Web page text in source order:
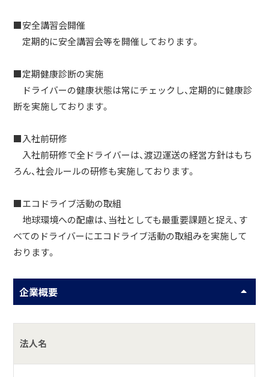
■安全講習会開催
定期的に安全講習会等を開催しております。
■定期健康診断の実施
ドライバーの健康状態は常にチェックし、定期的に健康診
断を実施しております。
■入社前研修
入社前研修で全ドライバーは、渡辺運送の経営方針はもち
ろん、社会ルールの研修も実施しております。
■エコドライブ活動の取組
地球環境への配慮は、当社としても最重要課題と捉え、す
べてのドライバーにエコドライブ活動の取組みを実施して
おります。
企業概要
法人名